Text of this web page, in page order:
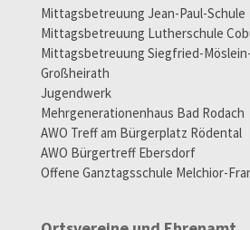
Mittagsbetreuung Jean-Paul-Schule
Mittagsbetreuung Lutherschule
Mittagsbetreuung Siegfried-
Großheirath
Jugendwerk
Mehrgenerationenhaus Bad Rodach
AWO Treff am Bürgerplatz Rödental
AWO Bürgertreff Ebersdorf
Offene Ganztagsschule Melchior-